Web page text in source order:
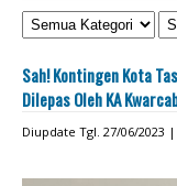
Menu Siswa
Galeri & Arsip
Sah! Kontingen Kota
Dilepas Oleh KA
Diupdate Tgl. 27/06/2023 |